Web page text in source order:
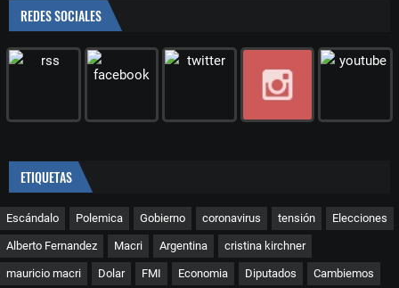
REDES SOCIALES
ETIQUETAS
Escándalo Polemica Gobierno coronavirus tensión Elecciones
Alberto Fernandez Macri Argentina cristina kirchner
mauricio macri Dolar FMI Economia Diputados Cambiemos